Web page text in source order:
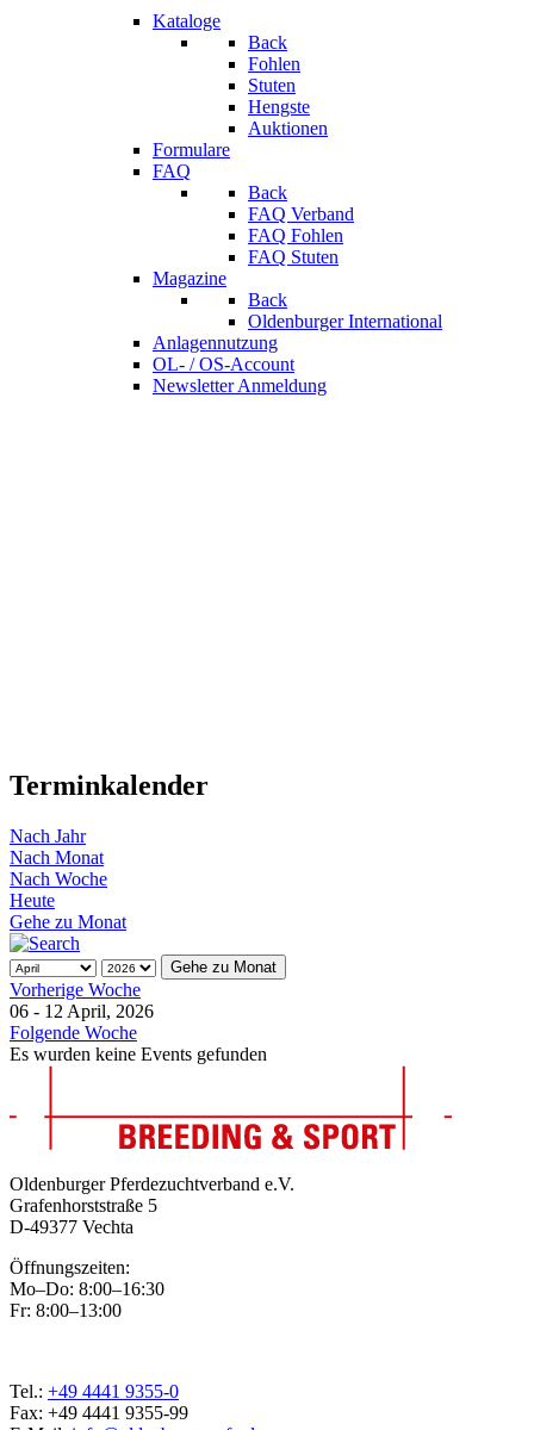
Kataloge
Back
Fohlen
Stuten
Hengste
Auktionen
Formulare
FAQ
Back
FAQ Verband
FAQ Fohlen
FAQ Stuten
Magazine
Back
Oldenburger International
Anlagennutzung
OL- / OS-Account
Newsletter Anmeldung
Terminkalender
Nach Jahr
Nach Monat
Nach Woche
Heute
Gehe zu Monat
Gehe zu Monat
Vorherige Woche
06 - 12 April, 2026
Folgende Woche
Es wurden keine Events gefunden
Oldenburger Pferdezuchtverband e.V.
Grafenhorststraße 5
D-49377 Vechta
Öffnungszeiten:
Mo–Do: 8:00–16:30
Fr: 8:00–13:00
Tel.: +49 4441 9355-0
Fax: +49 4441 9355-99